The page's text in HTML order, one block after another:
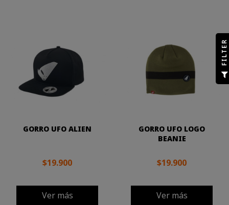
GORRO UFO ALIEN
$19.900
Ver más
GORRO UFO LOGO
BEANIE
$19.900
Ver más
R